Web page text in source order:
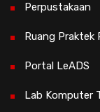
Perpustakaan
Ruang Praktek
Portal LeADS
Lab Komputer